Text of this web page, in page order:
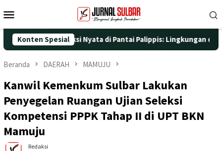
ke
Mobile
Konten Spesial
dengan Aksi Nyata di Pantai Palippis: Lingkungan dan
Beranda DAERAH MAMUJU
Kanwil Kemenkum Sulbar Lakukan
Penyegelan Ruangan Ujian Seleksi
Kompetensi PPPK Tahap II di UPT BKN
Mamuju
Redaksi